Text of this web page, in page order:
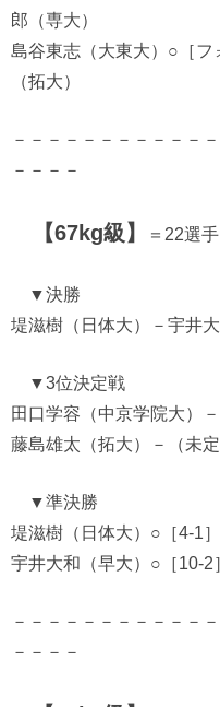
郎（専大）
島谷東志（大東大）○［
（拓大）
－－－－－－－－－－－
－－－－
【67kg級】 ＝22選
▼決勝
堤滋樹（日体大）－宇井大
▼3位決定戦
田口学容（中京学院大）－
藤島雄太（拓大）－（未定
▼準決勝
堤滋樹（日体大）○［4-1
宇井大和（早大）○［10-2
－－－－－－－－－－－
－－－－